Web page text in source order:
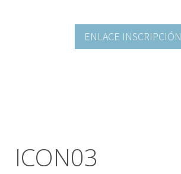
ENLACE INSCRIPCIÓN
ICON03